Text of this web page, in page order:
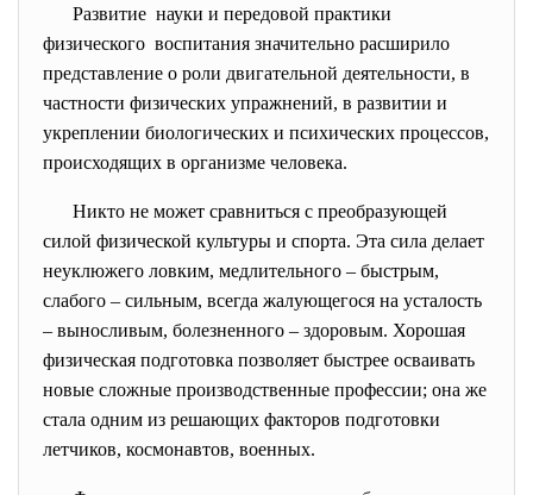
Развитие науки и передовой практики
физического воспитания значительно расширило
представление о роли двигательной деятельности, в
частности физических упражнений, в развитии и
укреплении биологических и психических процессов,
происходящих в организме человека.
Никто не может сравниться с преобразующей
силой физической культуры и спорта. Эта сила делает
неуклюжего ловким, медлительного – быстрым,
слабого – сильным, всегда жалующегося на усталость
– выносливым, болезненного – здоровым. Хорошая
физическая подготовка позволяет быстрее осваивать
новые сложные производственные профессии; она же
стала одним из решающих факторов подготовки
летчиков, космонавтов, военных.